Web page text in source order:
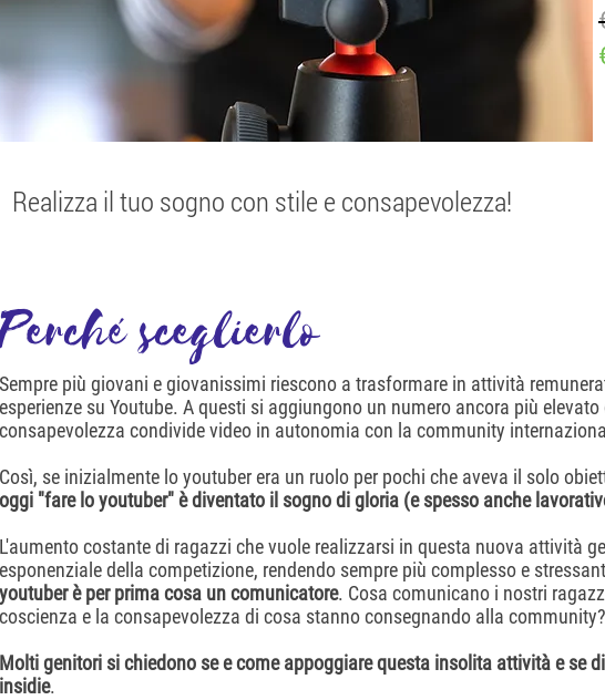
Realizza il tuo sogno con stile e consapevolezza!
Perché sceglierlo
Sempre più giovani e giovanissimi riescono a trasformare in attività
esperienze su Youtube. A questi si aggiungono un numero ancora più
consapevolezza condivide video in autonomia con la community
Così, se inizialmente lo youtuber era un ruolo per pochi che aveva il solo
oggi "fare lo youtuber" è diventato il sogno di gloria (e spesso anche
L'aumento costante di ragazzi che vuole realizzarsi in questa nuova attività
esponenziale della competizione, rendendo sempre più complesso e
youtuber è per prima cosa un comunicatore. Cosa comunicano i nostri
coscienza e la consapevolezza di cosa stanno consegnando alla community?
Molti genitori si chiedono se e come appoggiare questa insolita attività e se
insidie.